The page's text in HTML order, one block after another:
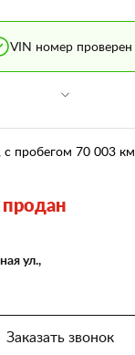
VIN номер проверен
с пробегом 70 003 км
ул.,
Заказать звонок